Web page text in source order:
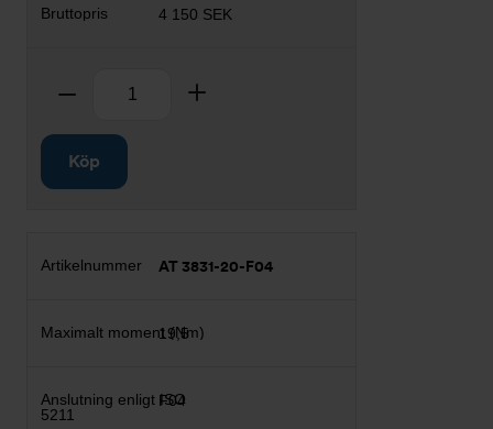
4 150 SEK
Ta bort
Köp
AT 3831-20-F04
19,5
F04